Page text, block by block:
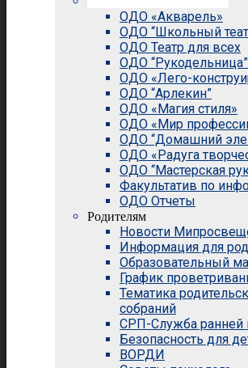
ОДО «Акварель»
ОДО “Школьный
ОДО Театр для всех
ОДО “Рукодельница”
ОДО «Лего-
ОДО “Арлекин”
ОДО «Магия стиля»
ОДО «Мир
ОДО “Домашний
ОДО «Радуга
ОДО “Мастерская
Факультатив по
ОДО Отчеты
Родителям
Новости
Информация для
Образовательный
График
Тематика
собраний
СРП-Служба
Безопасность для
ВОРДИ